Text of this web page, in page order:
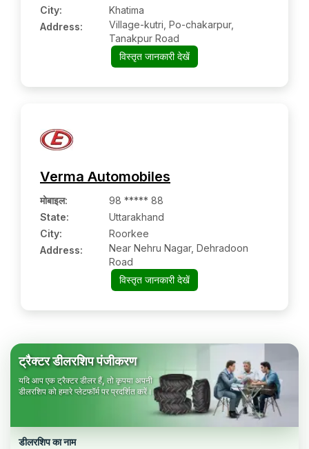
City:
Khatima
Address:
Village-kutri, Po-chakarpur,
Tanakpur Road
विस्तृत जानकारी देखें
Verma Automobiles
मोबाइल:
98 ***** 88
State:
Uttarakhand
City:
Roorkee
Address:
Near Nehru Nagar, Dehradoon
Road
विस्तृत जानकारी देखें
ट्रैक्टर डीलरशिप पंजीकरण
यदि आप एक ट्रैक्टर डीलर हैं, तो कृपया अपनी
डीलरशिप को हमारे प्लेटफॉर्म पर प्रदर्शित करें।
डीलरशिप का नाम